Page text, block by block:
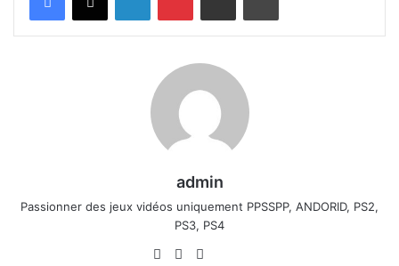
admin
Passionner des jeux vidéos uniquement PPSSPP, ANDORID, PS2,
PS3, PS4
WebsiteFacebook